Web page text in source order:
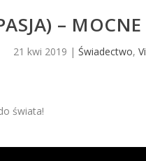
–
21 kwi 2019 |Świadectwo,